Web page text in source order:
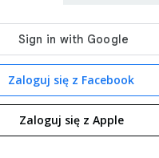
Zaloguj się z Facebook
Zaloguj się z Apple